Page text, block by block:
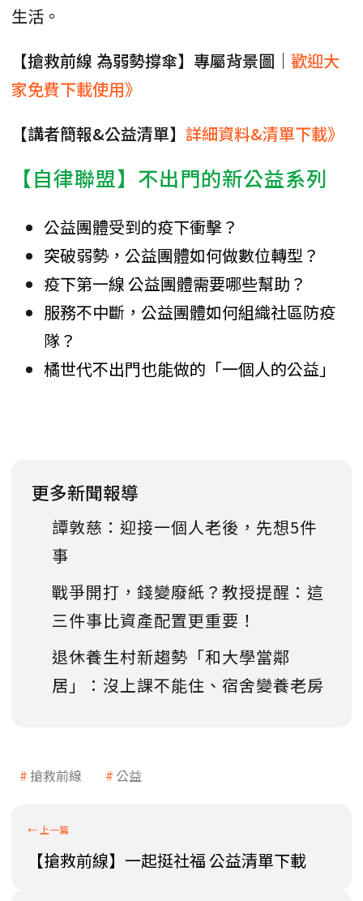
生活。
【搶救前線 為弱勢撐傘】專屬背景圖｜ 歡迎大
家免費下載使用》
【講者簡報&公益清單】 詳細資料&清單下載》
【自律聯盟】不出門的新公益系列
公益團體受到的疫下衝擊？
突破弱勢，公益團體如何做數位轉型？
疫下第一線 公益團體需要哪些幫助？
服務不中斷，公益團體如何組織社區防疫
隊？
橘世代不出門也能做的「一個人的公益」
更多新聞報導
譚敦慈：迎接一個人老後，先想5件
事
戰爭開打，錢變廢紙？教授提醒：這
三件事比資產配置更重要！
退休養生村新趨勢「和大學當鄰
居」：沒上課不能住、宿舍變養老房
搶救前線 公益
【搶救前線】一起挺社福 公益清單下載